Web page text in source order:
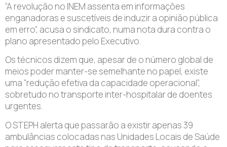
“A revolução no INEM assenta em informações
enganadoras e suscetíveis de induzir a opinião pública
em erro”, acusa o sindicato, numa nota dura contra o
plano apresentado pelo Executivo.
Os técnicos dizem que, apesar de o número global de
meios poder manter-se semelhante no papel, existe
uma “redução efetiva da capacidade operacional”,
sobretudo no transporte inter-hospitalar de doentes
urgentes.
O STEPH alerta que passarão a existir apenas 39
ambulâncias colocadas nas Unidades Locais de Saúde